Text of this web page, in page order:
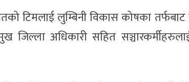
टिमलाई लुम्बिनी विकास कोषका
जिल्ला अधिकारी सहित